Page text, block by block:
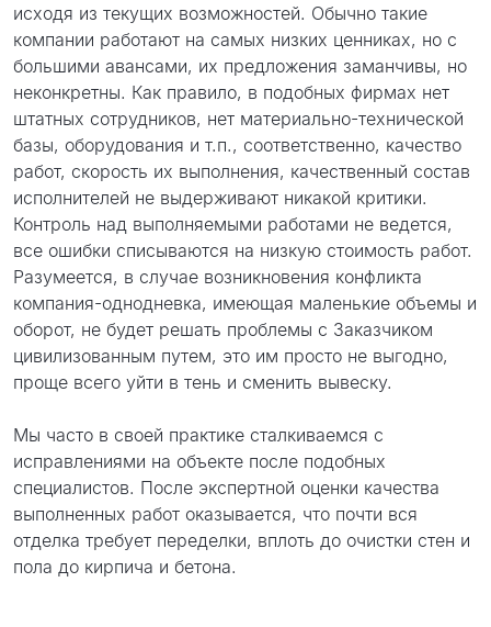
исходя из текущих возможностей. Обычно такие
компании работают на самых низких ценниках, но с
большими авансами, их предложения заманчивы, но
неконкретны. Как правило, в подобных фирмах нет
штатных сотрудников, нет материально-технической
базы, оборудования и т.п., соответственно, качество
работ, скорость их выполнения, качественный состав
исполнителей не выдерживают никакой критики.
Контроль над выполняемыми работами не ведется,
все ошибки списываются на низкую стоимость работ.
Разумеется, в случае возникновения конфликта
компания-однодневка, имеющая маленькие объемы и
оборот, не будет решать проблемы с Заказчиком
цивилизованным путем, это им просто не выгодно,
проще всего уйти в тень и сменить вывеску.
Мы часто в своей практике сталкиваемся с
исправлениями на объекте после подобных
специалистов. После экспертной оценки качества
выполненных работ оказывается, что почти вся
отделка требует переделки, вплоть до очистки стен и
пола до кирпича и бетона.